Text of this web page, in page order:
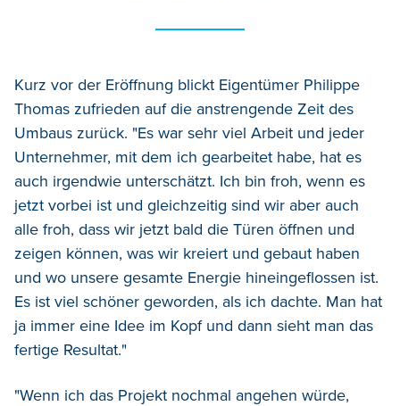
Kurz vor der Eröffnung blickt Eigentümer Philippe
Thomas zufrieden auf die anstrengende Zeit des
Umbaus zurück. "Es war sehr viel Arbeit und jeder
Unternehmer, mit dem ich gearbeitet habe, hat es
auch irgendwie unterschätzt. Ich bin froh, wenn es
jetzt vorbei ist und gleichzeitig sind wir aber auch
alle froh, dass wir jetzt bald die Türen öffnen und
zeigen können, was wir kreiert und gebaut haben
und wo unsere gesamte Energie hineingeflossen ist.
Es ist viel schöner geworden, als ich dachte. Man hat
ja immer eine Idee im Kopf und dann sieht man das
fertige Resultat."
"Wenn ich das Projekt nochmal angehen würde,